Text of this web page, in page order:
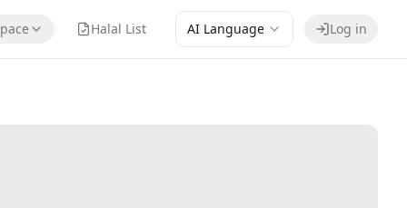
Halal List AI Language Log in